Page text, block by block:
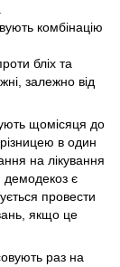
комбінацію
бліх та
залежно від
щомісяця до
різницею в один
на лікування
демодекоз є
провести
якщо це
раз на